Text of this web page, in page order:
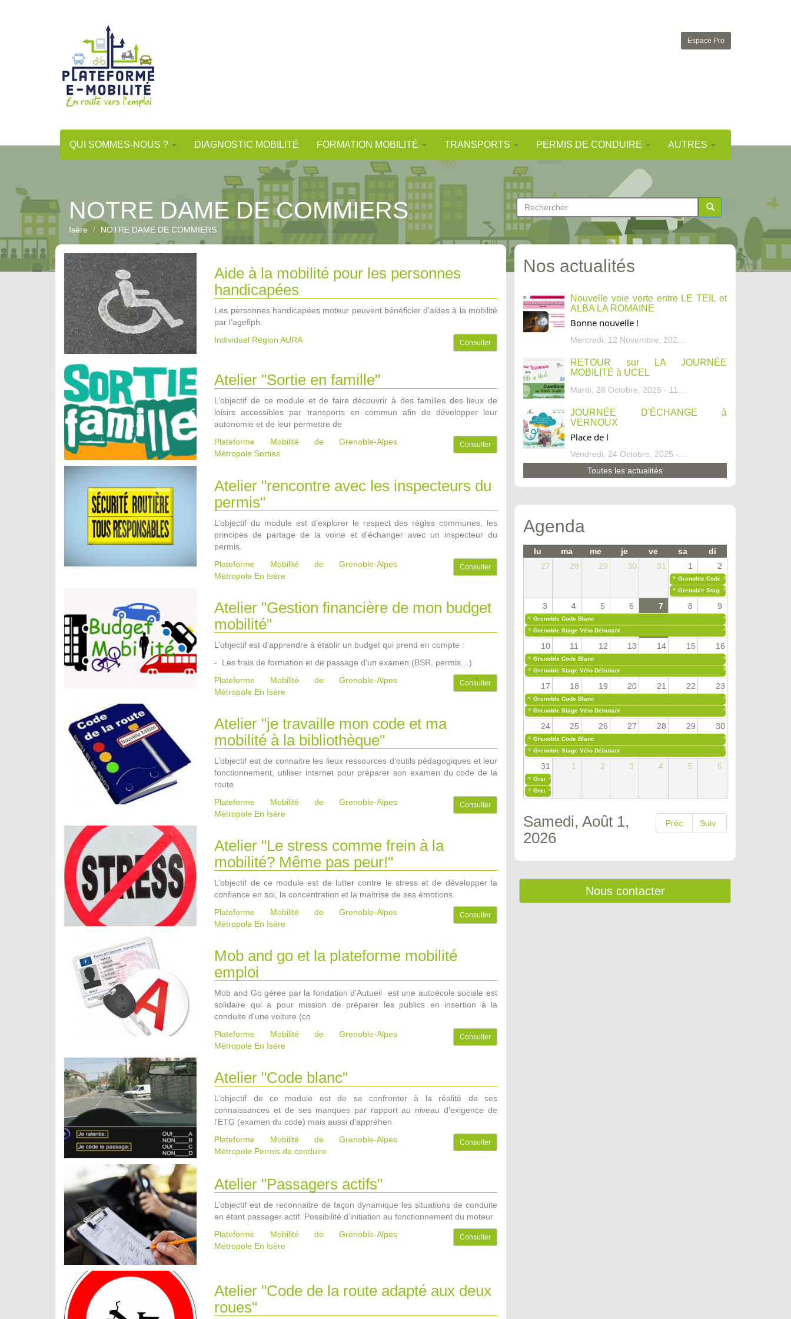
Espace Pro
QUI SOMMES-NOUS ? DIAGNOSTIC MOBILITÉ FORMATION MOBILITÉ TRANSPORTS PERMIS DE CONDUIRE AUTRES
NOTRE DAME DE COMMIERS
Isère NOTRE DAME DE COMMIERS
Formulaire
de
recherche
Rechercher
Aide à la mobilité pour les personnes
handicapées
Les personnes handicapées moteur peuvent bénéficier d’aides à la mobilité
par l’agefiph.
Individuel Région AURA
Consulter
Atelier "Sortie en famille"
L’objectif de ce module et de faire découvrir à des familles des lieux de
loisirs accessibles par transports en commun afin de développer leur
autonomie et de leur permettre de
Plateforme Mobilité de Grenoble-Alpes
Métropole Sorties
Consulter
Atelier "rencontre avec les inspecteurs du
permis"
L’objectif du module est d’explorer le respect des règles communes, les
principes de partage de la voirie et d'échanger avec un inspecteur du
permis.
Plateforme Mobilité de Grenoble-Alpes
Métropole En Isère
Consulter
Atelier "Gestion financière de mon budget
mobilité"
L’objectif est d’apprendre à établir un budget qui prend en compte :
- Les frais de formation et de passage d’un examen (BSR, permis…)
Plateforme Mobilité de Grenoble-Alpes
Métropole En Isère
Consulter
Atelier "je travaille mon code et ma
mobilité à la bibliothèque"
L’objectif est de connaitre les lieux ressources d’outils pédagogiques et leur
fonctionnement, utiliser internet pour préparer son examen du code de la
route.
Plateforme Mobilité de Grenoble-Alpes
Métropole En Isère
Consulter
Atelier "Le stress comme frein à la
mobilité? Même pas peur!"
L’objectif de ce module est de lutter contre le stress et de développer la
confiance en soi, la concentration et la maitrise de ses émotions.
Plateforme Mobilité de Grenoble-Alpes
Métropole En Isère
Consulter
Mob and go et la plateforme mobilité
emploi
Mob and Go géree par la fondation d'Autueil est une autoécole sociale est
solidaire qui a pour mission de préparer les publics en insertion à la
conduite d'une voiture (co
Plateforme Mobilité de Grenoble-Alpes
Métropole En Isère
Consulter
Atelier "Code blanc"
L’objectif de ce module est de se confronter à la réalité de ses
connaissances et de ses manques par rapport au niveau d’exigence de
l’ETG (examen du code) mais aussi d’appréhen
Plateforme Mobilité de Grenoble-Alpes
Métropole Permis de conduire
Consulter
Atelier "Passagers actifs"
L’objectif est de reconnaitre de façon dynamique les situations de conduite
en étant passager actif. Possibilité d’initiation au fonctionnement du moteur.
Plateforme Mobilité de Grenoble-Alpes
Métropole En Isère
Consulter
Atelier "Code de la route adapté aux deux
roues"
Nos actualités
Nouvelle voie verte entre LE TEIL et
ALBA LA ROMAINE
Bonne nouvelle !
RETOUR sur LA JOURNÉE
MOBILITÉ à UCEL
JOURNÉE D'ÉCHANGE à
VERNOUX
Place de l
Toutes les actualités
Agenda
lu ma me je ve sa
di
27
28 29 30 31 1 2
« Grenoble Code Blanc
»
« Grenoble Stage Vélo Débutant
»
3 4 5 6 7 8 9
« Grenoble Code Blanc
»
« Grenoble Stage Vélo Débutant »
10 11 12 13 14 15 16
« Grenoble Code Blanc
»
« Grenoble Stage Vélo Débutant »
17 18 19 20 21 22 23
« Grenoble Code Blanc
»
« Grenoble Stage Vélo Débutant »
24 25 26 27 28 29 30
« Grenoble Code Blanc
»
« Grenoble Stage Vélo Débutant »
31 1 2 3 4 5 6
« Grenoble Code Blanc
»
« Grenoble Stage Vélo Débutant
»
Préc. Suiv.
Samedi, Août 1,
2026
Nous contacter